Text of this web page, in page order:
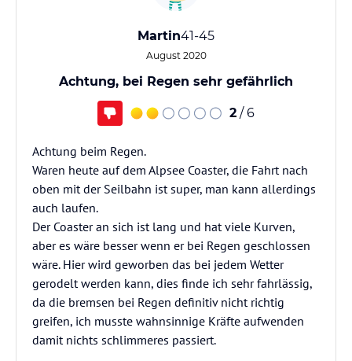
Martin41-45
August 2020
Achtung, bei Regen sehr gefährlich
2 / 6
Achtung beim Regen.
Waren heute auf dem Alpsee Coaster, die Fahrt nach
oben mit der Seilbahn ist super, man kann allerdings
auch laufen.
Der Coaster an sich ist lang und hat viele Kurven,
aber es wäre besser wenn er bei Regen geschlossen
wäre. Hier wird geworben das bei jedem Wetter
gerodelt werden kann, dies finde ich sehr fahrlässig,
da die bremsen bei Regen definitiv nicht richtig
greifen, ich musste wahnsinnige Kräfte aufwenden
damit nichts schlimmeres passiert.